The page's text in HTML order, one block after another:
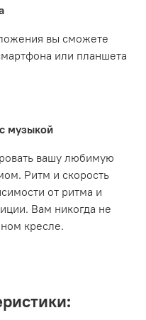
вы сможете
или планшета
музыкой
вашу любимую
Ритм и скорость
от ритма и
Вам никогда не
кресле.